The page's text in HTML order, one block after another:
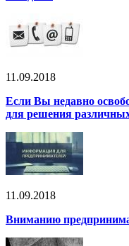
11.09.2018
Если Вы недавно
для решения
11.09.2018
Вниманию